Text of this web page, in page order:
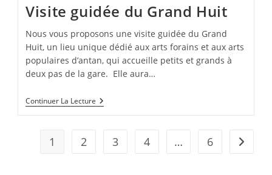
Visite guidée du Grand Huit
Nous vous proposons une visite guidée du Grand
Huit, un lieu unique dédié aux arts forains et aux arts
populaires d’antan, qui accueille petits et grands à
deux pas de la gare. Elle aura…
Continuer La Lecture Visite
Guidée
1 2 3 4 … 6 Aller à